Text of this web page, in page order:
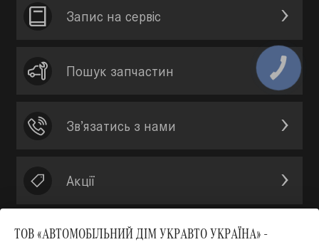
ТОВ «АВТОМОБІЛЬНИЙ ДІМ УКРАВТО УКРАЇНА» -
Запис на сервic
Пошук запчастин
Зв’язатись з нами
Акції